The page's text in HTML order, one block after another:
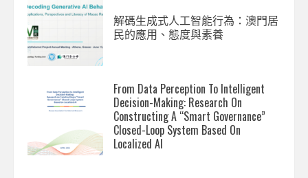
解碼生成式人工智能行為：澳門居
民的應用、態度與素養
From Data Perception To Intelligent
Decision-Making: Research On
Constructing A “Smart Governance”
Closed-Loop System Based On
Localized AI